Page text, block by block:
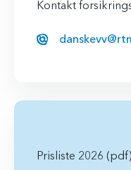
Kontakt
Prisliste 2026 (pdf)